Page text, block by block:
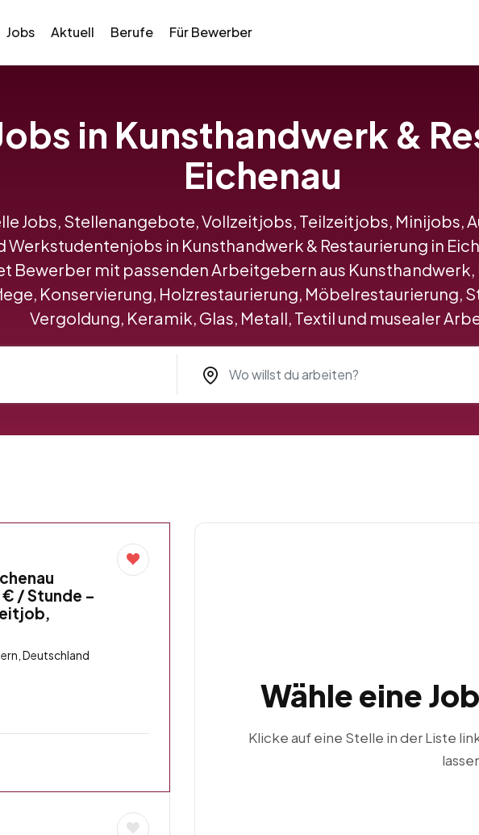
Jobs Aktuell Berufe Für Bewerber
in Kunsthandwerk &
Eichenau
Jobs, Stellenangebote, Vollzeitjobs, Teilzeitjobs, Minijobs,
Werkstudentenjobs in Kunsthandwerk & Restaurierung in
Bewerber mit passenden Arbeitgebern aus Kunsthandwerk,
Konservierung, Holzrestaurierung, Möbelrestaurierung,
Vergoldung, Keramik, Glas, Metall, Textil und musealer
/ Stunde –
Deutschland
Wähle eine
Klicke auf eine Stelle in der Liste